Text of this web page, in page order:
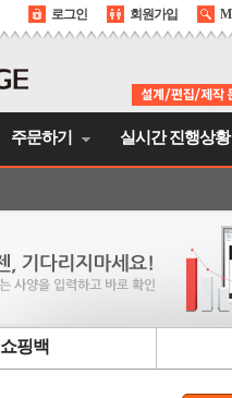
로그인 회원가입
주문하기 실시간 진행상황
쇼핑백